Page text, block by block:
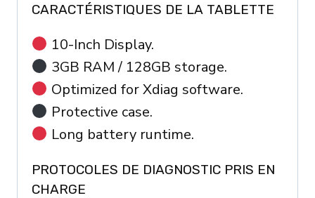
CARACTÉRISTIQUES DE LA TABLETTE
10-Inch Display.
3GB RAM / 128GB storage.
Optimized for Xdiag software.
Protective case.
Long battery runtime.
PROTOCOLES DE DIAGNOSTIC PRIS EN
CHARGE